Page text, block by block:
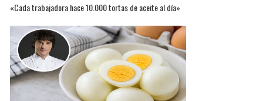
«Cada trabajadora hace 10.000 tortas de aceite al día»